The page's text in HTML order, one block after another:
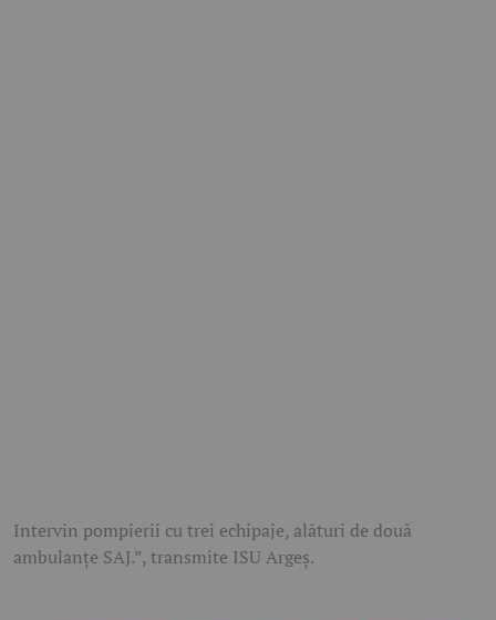
Intervin pompierii cu trei echipaje, alături de două
ambulanțe SAJ.”, transmite ISU Argeș.